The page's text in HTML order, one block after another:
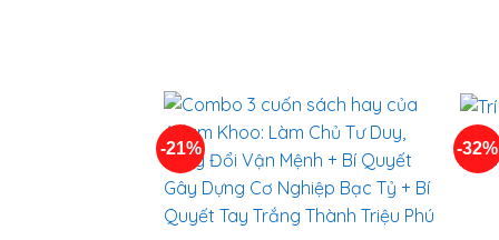
-21% -32%